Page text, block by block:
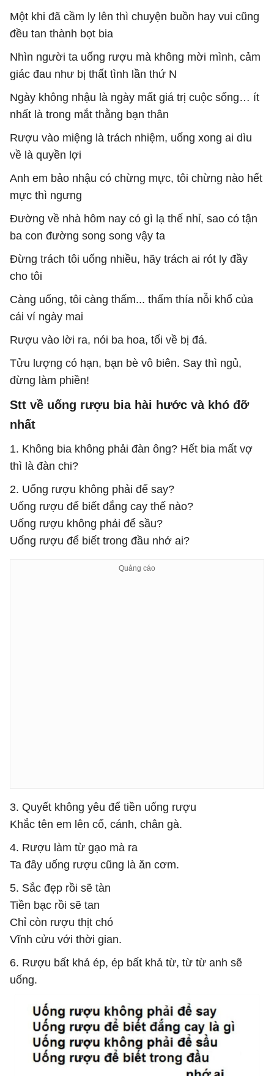
Một khi đã cầm ly lên thì chuyện buồn hay vui cũng
đều tan thành bọt bia
Nhìn người ta uống rượu mà không mời mình, cảm
giác đau như bị thất tình lần thứ N
Ngày không nhậu là ngày mất giá trị cuộc sống… ít
nhất là trong mắt thằng bạn thân
Rượu vào miệng là trách nhiệm, uống xong ai dìu
về là quyền lợi
Anh em bảo nhậu có chừng mực, tôi chừng nào hết
mực thì ngưng
Đường về nhà hôm nay có gì lạ thế nhỉ, sao có tận
ba con đường song song vậy ta
Đừng trách tôi uống nhiều, hãy trách ai rót ly đầy
cho tôi
Càng uống, tôi càng thấm... thấm thía nỗi khổ của
cái ví ngày mai
Rượu vào lời ra, nói ba hoa, tối về bị đá.
Tửu lượng có hạn, bạn bè vô biên. Say thì ngủ,
đừng làm phiền!
Stt về uống rượu bia hài hước và khó đỡ
nhất
1. Không bia không phải đàn ông? Hết bia mất vợ
thì là đàn chi?
2. Uống rượu không phải để say?
Uống rượu để biết đắng cay thế nào?
Uống rượu không phải để sầu?
Uống rượu để biết trong đầu nhớ ai?
3. Quyết không yêu để tiền uống rượu
Khắc tên em lên cổ, cánh, chân gà.
4. Rượu làm từ gạo mà ra
Ta đây uống rượu cũng là ăn cơm.
5. Sắc đẹp rồi sẽ tàn
Tiền bạc rồi sẽ tan
Chỉ còn rượu thịt chó
Vĩnh cửu với thời gian.
6. Rượu bất khả ép, ép bất khả từ, từ từ anh sẽ
uống.